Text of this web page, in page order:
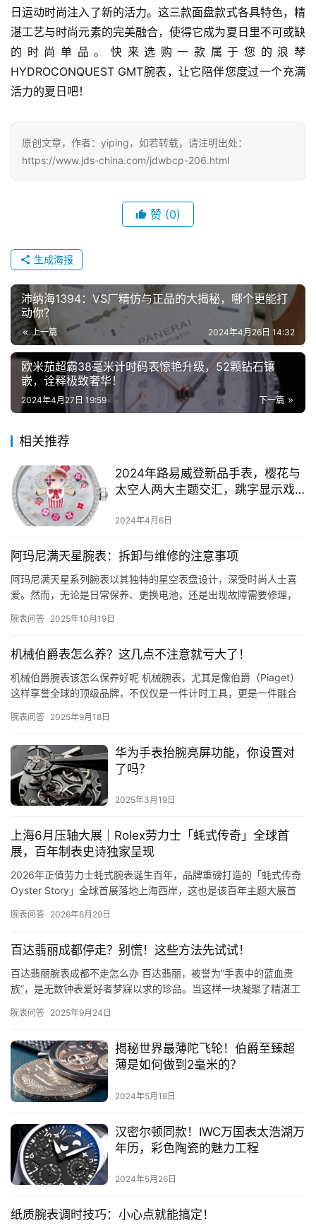
问
答
日运动时尚注入了新的活力。这三款面盘款式各具特色，精
湛工艺与时尚元素的完美融合，使得它成为夏日里不可或缺
的时尚单品。快来选购一款属于您的浪琴
HYDROCONQUEST GMT腕表，让它陪伴您度过一个充满
活力的夏日吧！
原创文章，作者：yiping，如若转载，请注明出处：
https://www.jds-china.com/jdwbcp-206.html
赞 (0)
生成海报
沛纳海1394：VS厂精仿与正品的大揭秘，哪个更能打
动你？
上一篇 2024年4月26日 14:32
欧米茄超霸38毫米计时码表惊艳升级，52颗钻石镶
嵌，诠释极致奢华！
下一篇
2024年4月27日 19:59
相关推荐
2024年路易威登新品手表，樱花与
太空人两大主题交汇，跳字显示戏
2024年4月6日
阿玛尼满天星腕表：拆卸与维修的注意事项
阿玛尼满天星系列腕表以其独特的星空表盘设计，深受时尚人士喜
爱。然而，无论是日常保养、更换电池，还是出现故障需要修理，
操作…
腕表问答 2025年10月19日
机械伯爵表怎么养？这几点不注意就亏大了！
机械伯爵腕表该怎么保养好呢 机械腕表，尤其是像伯爵（Piaget）
这样享誉全球的顶级品牌，不仅仅是一件计时工具，更是一件融合
腕表问答 2025年9月18日
华为手表抬腕亮屏功能，你设置对
了吗？
2025年3月19日
上海6月压轴大展｜Rolex劳力士「蚝式传奇」全球首
展，百年制表史诗独家呈现
2026年正值劳力士蚝式腕表诞生百年，品牌重磅打造的「蚝式传奇
Oyster Story」全球首展落地上海西岸，这也是该百年主题大展首
腕表问答 2026年6月29日
百达翡丽成都停走？别慌！这些方法先试试！
百达翡丽腕表成都不走怎么办 百达翡丽，被誉为“手表中的蓝血贵
族”，是无数钟表爱好者梦寐以求的珍品。当这样一块凝聚了精湛工
腕表问答 2025年9月24日
揭秘世界最薄陀飞轮！伯爵至臻超
薄是如何做到2毫米的？
2024年5月18日
汉密尔顿同款！IWC万国表太浩湖万
年历，彩色陶瓷的魅力工程
2024年5月26日
纸质腕表调时技巧：小心点就能搞定！